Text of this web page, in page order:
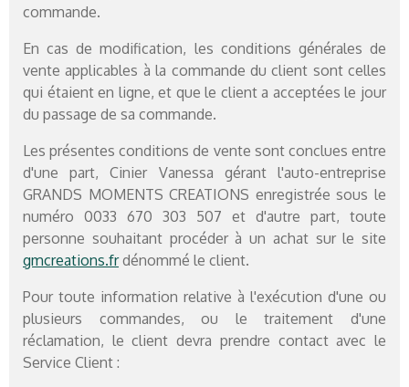
commande.
En cas de modification, les conditions générales de
vente applicables à la commande du client sont celles
qui étaient en ligne, et que le client a acceptées le jour
du passage de sa commande.
Les présentes conditions de vente sont conclues entre
d'une part, Cinier Vanessa gérant l'auto-entreprise
GRANDS MOMENTS CREATIONS enregistrée sous le
numéro 0033 670 303 507 et d'autre part, toute
personne souhaitant procéder à un achat sur le site
gmcreations.frdénommé le client.
Pour toute information relative à l'exécution d'une ou
plusieurs commandes, ou le traitement d'une
réclamation, le client devra prendre contact avec le
Service Client :